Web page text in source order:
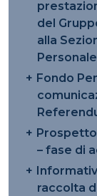
del
alla
Fondo
– fase di
raccolta